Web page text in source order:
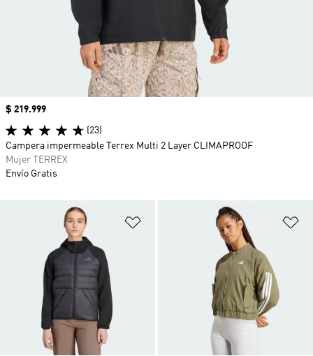
Añadir a la lista de deseos
Precio
$ 219.999
(23)
Campera impermeable Terrex Multi 2 Layer CLIMAPROOF
Mujer TERREX
Envío Gratis